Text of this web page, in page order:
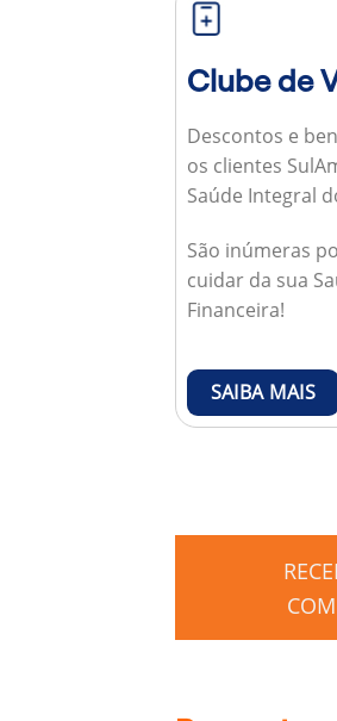
Clube de
Descontos e
os clientes
Saúde Integral
São inúmeras
cuidar da sua
Financeira!
SAIBA MAIS